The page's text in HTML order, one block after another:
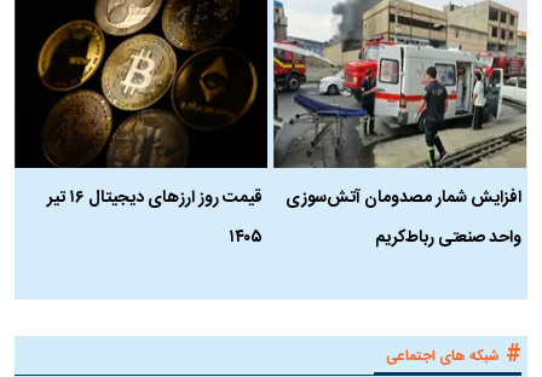
افزایش شمار مصدومان آتش‌سوزی
واحد صنعتی رباط‌کریم
قیمت روز ارز‌های دیجیتال ۱۶ تیر
۱۴۰۵
# شبکه های اجتماعی